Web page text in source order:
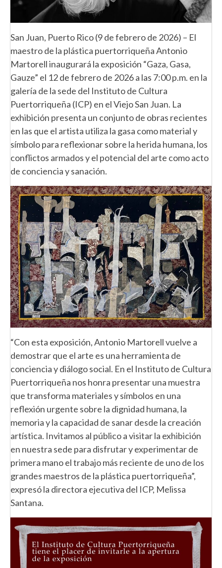
San Juan, Puerto Rico (9 de febrero de 2026) – El
maestro de la plástica puertorriqueña Antonio
Martorell inaugurará la exposición “Gaza, Gasa,
Gauze” el 12 de febrero de 2026 a las 7:00 p.m. en la
galería de la sede del Instituto de Cultura
Puertorriqueña (ICP) en el Viejo San Juan. La
exhibición presenta un conjunto de obras recientes
en las que el artista utiliza la gasa como material y
símbolo para reflexionar sobre la herida humana, los
conflictos armados y el potencial del arte como acto
de conciencia y sanación.
“Con esta exposición, Antonio Martorell vuelve a
demostrar que el arte es una herramienta de
conciencia y diálogo social. En el Instituto de Cultura
Puertorriqueña nos honra presentar una muestra
que transforma materiales y símbolos en una
reflexión urgente sobre la dignidad humana, la
memoria y la capacidad de sanar desde la creación
artística. Invitamos al público a visitar la exhibición
en nuestra sede para disfrutar y experimentar de
primera mano el trabajo más reciente de uno de los
grandes maestros de la plástica puertorriqueña”,
expresó la directora ejecutiva del ICP, Melissa
Santana.